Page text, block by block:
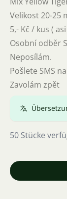
Velikost 20-25
5,- Kč / kus (
Osobní odběr
Neposílám.
Pošlete SMS
Zavolám zpět
50 Stücke